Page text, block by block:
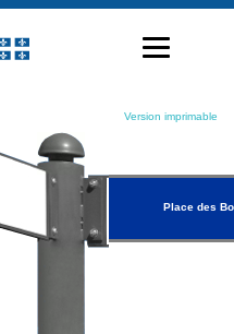
Version imprimable
Place des